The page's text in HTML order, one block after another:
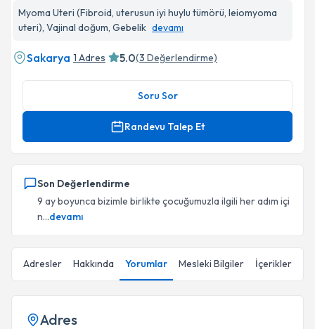
Myoma Uteri (Fibroid, uterusun iyi huylu tümörü, leiomyoma
uteri), Vajinal doğum, Gebelik devamı
Sakarya 1 Adres 5.0(3 Değerlendirme)
Soru Sor
Randevu Talep Et
Son Değerlendirme
9 ay boyunca bizimle birlikte çocuğumuzla ilgili her adım içi
n...devamı
Adresler Hakkında Yorumlar Mesleki Bilgiler İçerikler
Adres